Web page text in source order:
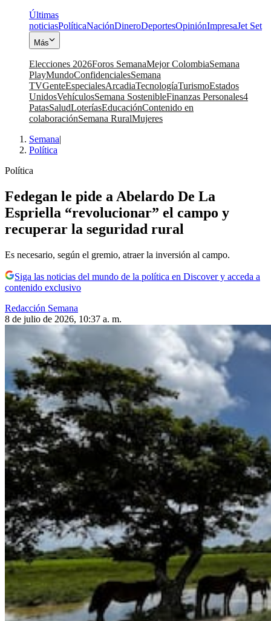
Últimas
noticiasPolíticaNaciónDineroDeportesOpiniónImpresaJet Set
Más
Elecciones 2026Foros SemanaMejor ColombiaSemana
PlayMundoConfidencialesSemana
TVGenteEspecialesArcadiaTecnologíaTurismoEstados
UnidosVehículosSemana SostenibleFinanzas Personales4
PatasSaludLoteríasEducaciónContenido en
colaboraciónSemana RuralMujeres
Semana|
Política
Política
Fedegan le pide a Abelardo De La
Espriella “revolucionar” el campo y
recuperar la seguridad rural
Es necesario, según el gremio, atraer la inversión al campo.
Siga las noticias del mundo de la política en Discover y acceda a
contenido exclusivo
Redacción Semana
8 de julio de 2026, 10:37 a. m.